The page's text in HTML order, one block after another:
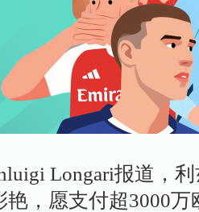
Longari报道，利
艳，愿支付超3000